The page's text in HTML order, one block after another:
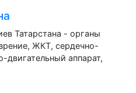
Татарстана - органы
ЖКТ, сердечно-
двигательный аппарат,